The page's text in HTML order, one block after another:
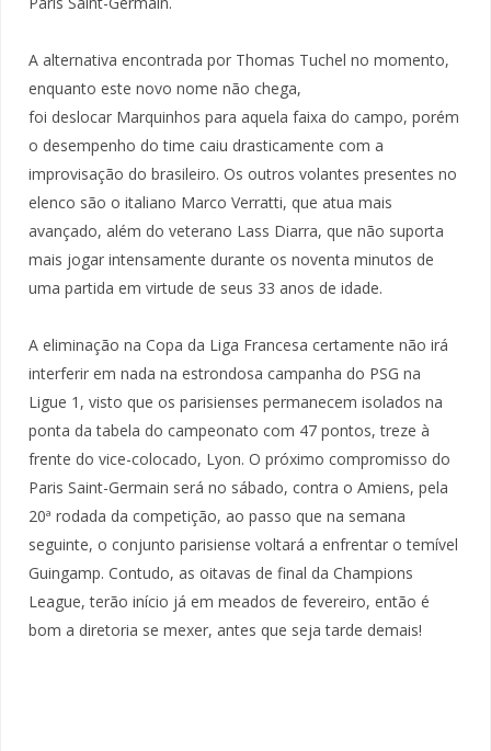
A alternativa encontrada por Thomas Tuchel no momento,
enquanto este novo nome não chega,
foi deslocar Marquinhos para aquela faixa do campo, porém
o desempenho do time caiu drasticamente com a
improvisação do brasileiro. Os outros volantes presentes no
elenco são o italiano Marco Verratti, que atua mais
avançado, além do veterano Lass Diarra, que não suporta
mais jogar intensamente durante os noventa minutos de
uma partida em virtude de seus 33 anos de idade.
A eliminação na Copa da Liga Francesa certamente não irá
interferir em nada na estrondosa campanha do PSG na
Ligue 1, visto que os parisienses permanecem isolados na
ponta da tabela do campeonato com 47 pontos, treze à
frente do vice-colocado, Lyon. O próximo compromisso do
Paris Saint-Germain será no sábado, contra o Amiens, pela
20ª rodada da competição, ao passo que na semana
seguinte, o conjunto parisiense voltará a enfrentar o temível
Guingamp. Contudo, as oitavas de final da Champions
League, terão início já em meados de fevereiro, então é
bom a diretoria se mexer, antes que seja tarde demais!